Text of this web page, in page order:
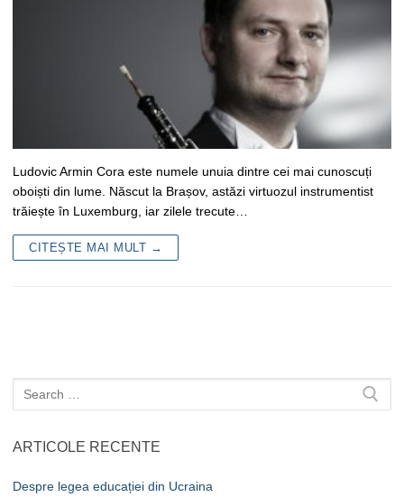
Ludovic Armin Cora este numele unuia dintre cei mai cunoscuți
oboiști din lume. Născut la Brașov, astăzi virtuozul instrumentist
trăiește în Luxemburg, iar zilele trecute…
CITEȘTE MAI MULT →
Caută
după:
ARTICOLE RECENTE
Despre legea educației din Ucraina